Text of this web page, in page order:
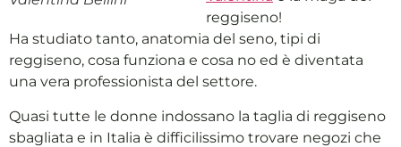
reggiseno!
Ha studiato tanto, anatomia del seno, tipi di
reggiseno, cosa funziona e cosa no ed è diventata
una vera professionista del settore.
Quasi tutte le donne indossano la taglia di reggiseno
sbagliata e in Italia è difficilissimo trovare negozi che